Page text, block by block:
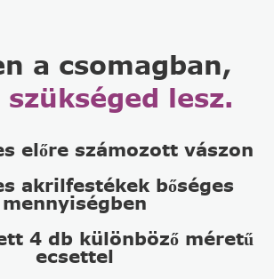
a csomagban,
lesz.
előre számozott vászon
akrilfestékek bőséges
mennyiségben
4 db különböző méretű
ecsettel